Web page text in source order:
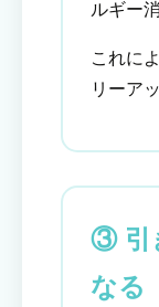
ルギー
これに
リーア
③ 引
なる